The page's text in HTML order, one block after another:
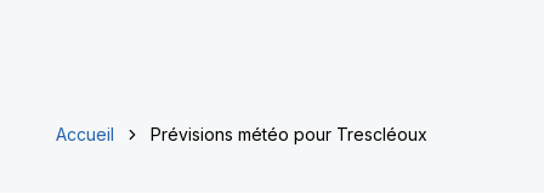
Accueil Prévisions météo pour Trescléoux